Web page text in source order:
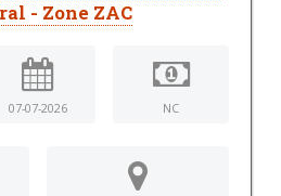
- Zone ZAC
07-07-2026 NC